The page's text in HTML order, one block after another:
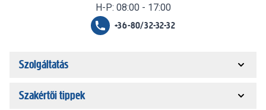
H-P: 08:00 - 17:00
+36-80/32-32-32
Szolgáltatás
Szakértői tippek